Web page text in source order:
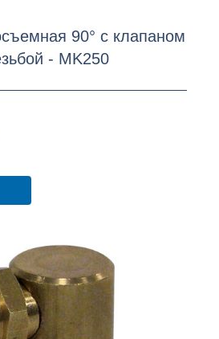
90° с клапаном
- MK250